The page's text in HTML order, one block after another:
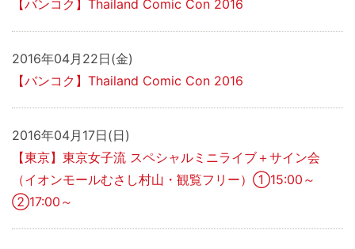
【バンコク】Thailand Comic Con 2016
2016年04月22日(金)
【バンコク】Thailand Comic Con 2016
2016年04月17日(日)
【東京】東京女子流 スペシャルミニライブ＋サイン会
（イオンモールむさし村山・観覧フリー）①15:00～
②17:00～